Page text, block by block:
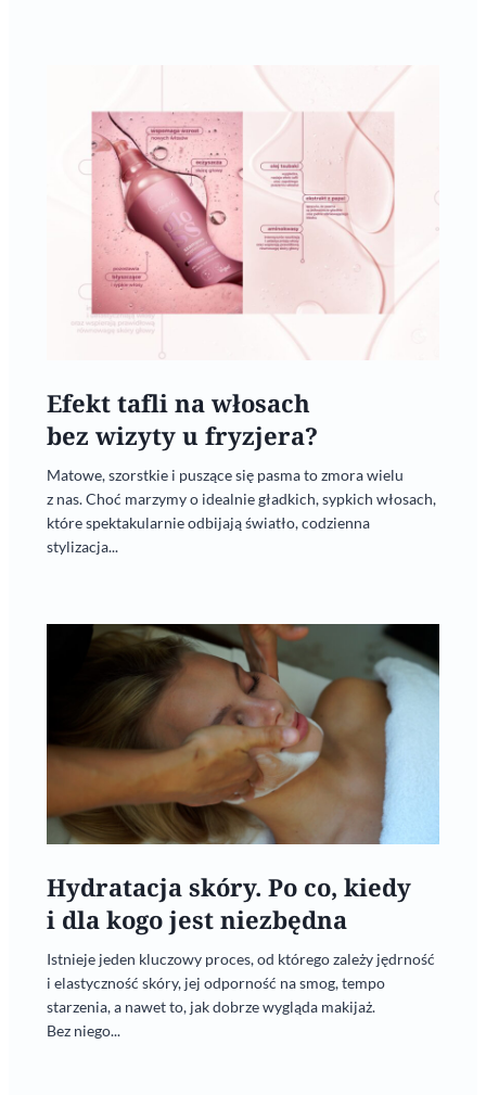
Efekt tafli na włosach
bez wizyty u fryzjera?
Matowe, szorstkie i puszące się pasma to zmora wielu
z nas. Choć marzymy o idealnie gładkich, sypkich włosach,
które spektakularnie odbijają światło, codzienna
stylizacja...
Hydratacja skóry. Po co, kiedy
i dla kogo jest niezbędna
Istnieje jeden kluczowy proces, od którego zależy jędrność
i elastyczność skóry, jej odporność na smog, tempo
starzenia, a nawet to, jak dobrze wygląda makijaż.
Bez niego...